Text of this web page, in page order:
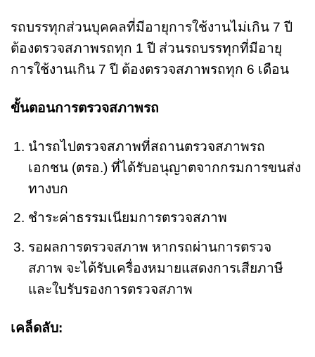
รถบรรทุกส่วนบุคคลที่มีอายุการใช้งานไม่เกิน 7 ปี
ต้องตรวจสภาพรถทุก 1 ปี ส่วนรถบรรทุกที่มีอายุ
การใช้งานเกิน 7 ปี ต้องตรวจสภาพรถทุก 6 เดือน
ขั้นตอนการตรวจสภาพรถ
นำรถไปตรวจสภาพที่สถานตรวจสภาพรถ
เอกชน (ตรอ.) ที่ได้รับอนุญาตจากกรมการขนส่ง
ทางบก
ชำระค่าธรรมเนียมการตรวจสภาพ
รอผลการตรวจสภาพ หากรถผ่านการตรวจ
สภาพ จะได้รับเครื่องหมายแสดงการเสียภาษี
และใบรับรองการตรวจสภาพ
เคล็ดลับ: